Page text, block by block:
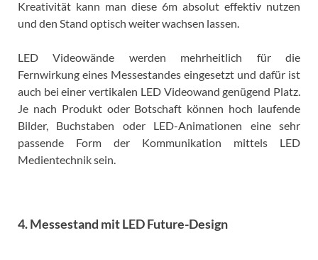
Kreativität kann man diese 6m absolut effektiv nutzen
und den Stand optisch weiter wachsen lassen.
LED Videowände werden mehrheitlich für die
Fernwirkung eines Messestandes eingesetzt und dafür ist
auch bei einer vertikalen LED Videowand genügend Platz.
Je nach Produkt oder Botschaft können hoch laufende
Bilder, Buchstaben oder LED-Animationen eine sehr
passende Form der Kommunikation mittels LED
Medientechnik sein.
4. Messestand mit LED Future-Design